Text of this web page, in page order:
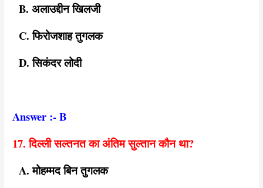
B. अलाउद्दीन खिलजी
C. फिरोजशाह तुगलक
D. सिकंदर लोदी
Answer :- B
17. दिल्ली सल्तनत का अंतिम सुल्तान कौन था?
A. मोहम्मद बिन तुगलक